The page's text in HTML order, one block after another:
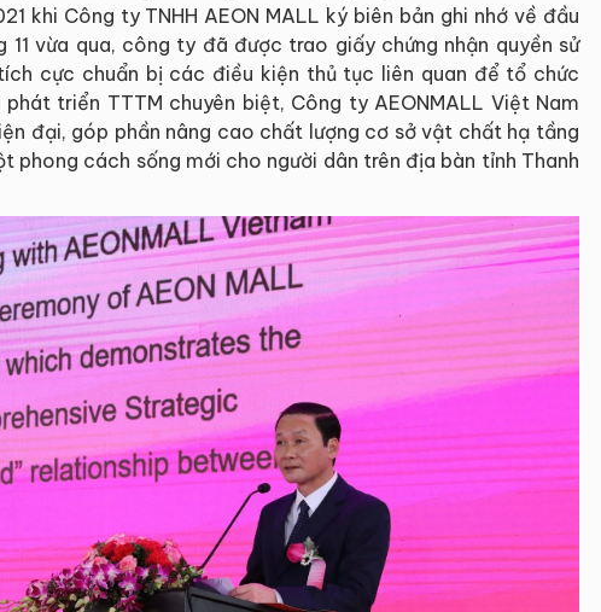
khi Công ty TNHH AEON MALL ký biên bản ghi nhớ về đầu
11 vừa qua, công ty đã được trao giấy chứng nhận quyền sử
cực chuẩn bị các điều kiện thủ tục liên quan để tổ chức
triển TTTM chuyên biệt, Công ty AEONMALL Việt Nam
đại, góp phần nâng cao chất lượng cơ sở vật chất hạ tầng
phong cách sống mới cho người dân trên địa bàn tỉnh Thanh